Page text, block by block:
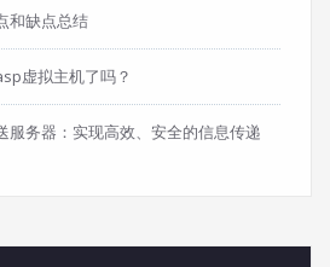
和缺点总结
虚拟主机了吗？
服务器：实现高效、安全的信息传递